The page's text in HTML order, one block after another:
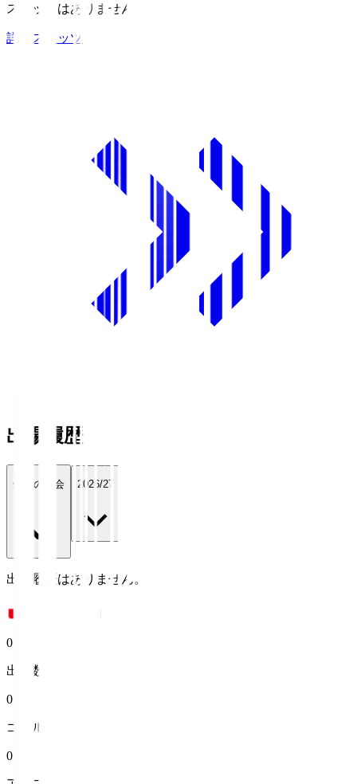
スタッツはありません。
詳細スタッツ
出場履歴
全ての大会 2026/27
出場履歴はありません。
0
出場数
0
ゴール
0